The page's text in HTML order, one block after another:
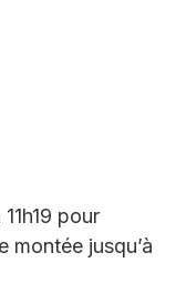
pour
montée jusqu’à